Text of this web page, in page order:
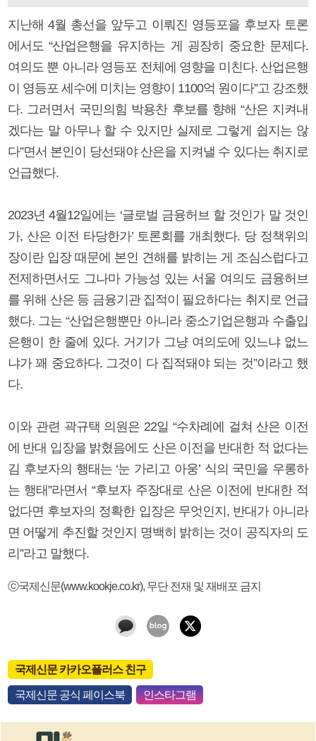
지난해 4월 총선을 앞두고 이뤄진 영등포을 후보자 토론
에서도 “산업은행을 유지하는 게 굉장히 중요한 문제다.
여의도 뿐 아니라 영등포 전체에 영향을 미친다. 산업은행
이 영등포 세수에 미치는 영향이 1100억 원이다”고 강조했
다. 그러면서 국민의힘 박용찬 후보를 향해 “산은 지켜내
겠다는 말 아무나 할 수 있지만 실제로 그렇게 쉽지는 않
다”면서 본인이 당선돼야 산은을 지켜낼 수 있다는 취지로
언급했다.
2023년 4월12일에는 ‘글로벌 금융허브 할 것인가 말 것인
가, 산은 이전 타당한가’ 토론회를 개최했다. 당 정책위의
장이란 입장 때문에 본인 견해를 밝히는 게 조심스럽다고
전제하면서도 그나마 가능성 있는 서울 여의도 금융허브
를 위해 산은 등 금융기관 집적이 필요하다는 취지로 언급
했다. 그는 “산업은행뿐만 아니라 중소기업은행과 수출입
은행이 한 줄에 있다. 거기가 그냥 여의도에 있느냐 없느
냐가 꽤 중요하다. 그것이 다 집적돼야 되는 것”이라고 했
다.
이와 관련 곽규택 의원은 22일 “수차례에 걸쳐 산은 이전
에 반대 입장을 밝혔음에도 산은 이전을 반대한 적 없다는
김 후보자의 행태는 ‘눈 가리고 아웅’ 식의 국민을 우롱하
는 행태”라면서 “후보자 주장대로 산은 이전에 반대한 적
없다면 후보자의 정확한 입장은 무엇인지, 반대가 아니라
면 어떻게 추진할 것인지 명백히 밝히는 것이 공직자의 도
리”라고 말했다.
ⓒ국제신문(www.kookje.co.kr), 무단 전재 및 재배포 금지
국제신문 카카오플러스 친구
국제신문 공식 페이스북 인스타그램